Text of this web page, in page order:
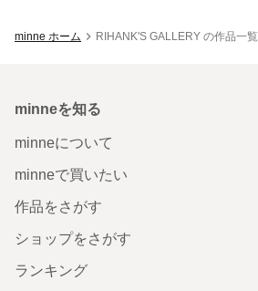
minne ホーム RIHANK'S GALLERY の作品一覧
minneを知る
minneについて
minneで買いたい
作品をさがす
ショップをさがす
ランキング